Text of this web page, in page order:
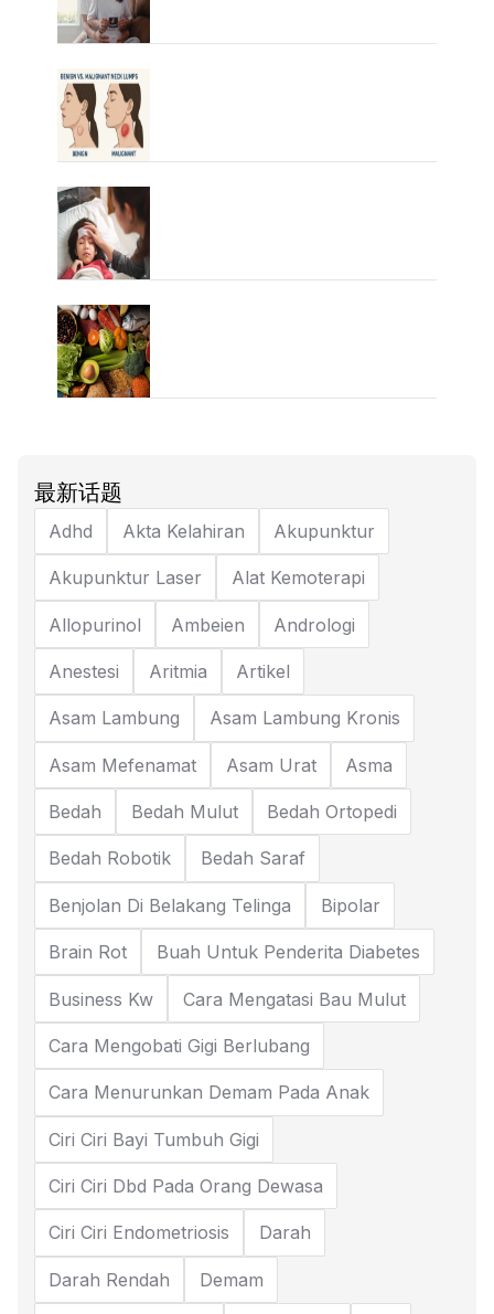
最新话题
Adhd Akta Kelahiran Akupunktur
Akupunktur Laser Alat Kemoterapi
Allopurinol Ambeien Andrologi
Anestesi Aritmia Artikel
Asam Lambung Asam Lambung Kronis
Asam Mefenamat Asam Urat Asma
Bedah Bedah Mulut Bedah Ortopedi
Bedah Robotik Bedah Saraf
Benjolan Di Belakang Telinga Bipolar
Brain Rot Buah Untuk Penderita Diabetes
Business Kw Cara Mengatasi Bau Mulut
Cara Mengobati Gigi Berlubang
Cara Menurunkan Demam Pada Anak
Ciri Ciri Bayi Tumbuh Gigi
Ciri Ciri Dbd Pada Orang Dewasa
Ciri Ciri Endometriosis Darah
Darah Rendah Demam